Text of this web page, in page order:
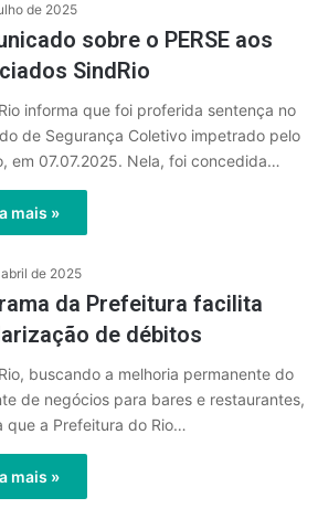
de 2025
sobre o PERSE aos
SindRio
informa que foi proferida sentença no
de Segurança Coletivo impetrado pelo
em 07.07.2025. Nela, foi concedida…
mais »
de 2025
da Prefeitura facilita
de débitos
buscando a melhoria permanente do
de negócios para bares e restaurantes,
que a Prefeitura do Rio…
mais »